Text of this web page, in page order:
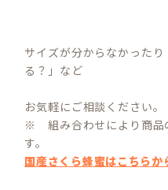
サイズが分からなかった
る？」など
お気軽にご相談ください。
※ 組み合わせにより商品
す。
国産さくら蜂蜜はこちらか